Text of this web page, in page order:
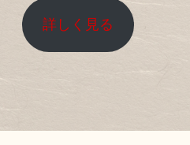
詳しく見る